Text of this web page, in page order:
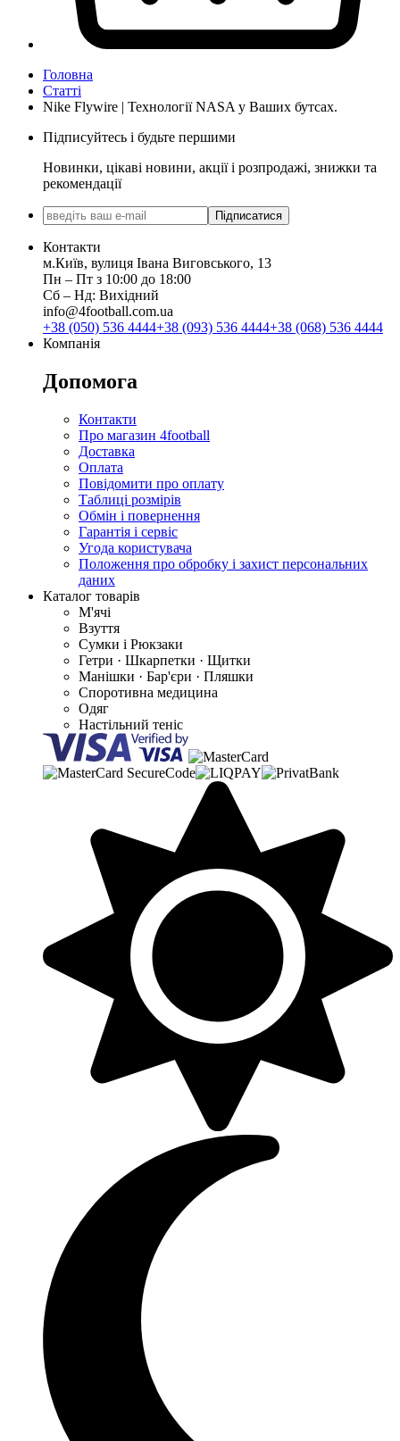
Головна
Статті
Nike Flywire | Технології NASA у Ваших бутсах.
Підписуйтесь і будьте першими
Новинки, цікаві новини, акції і розпродажі, знижки та
рекомендації
Підписатися
Контакти
м.Київ, вулиця Івана Виговського, 13
Пн ‒ Пт з 10:00 до 18:00
Сб ‒ Нд: Вихідний
info@4football.com.ua
+38 (050) 536 4444+38 (093) 536 4444+38 (068) 536 4444
Компанія
Допомога
Контакти
Про магазин 4football
Доставка
Оплата
Повідомити про оплату
Таблиці розмірів
Обмін і повернення
Гарантія і сервіс
Угода користувача
Положення про обробку і захист персональних
даних
Каталог товарів
М'ячі
Взуття
Сумки і Рюкзаки
Гетри · Шкарпетки · Щитки
Манішки · Бар'єри · Пляшки
Споротивна медицина
Одяг
Настільний теніс